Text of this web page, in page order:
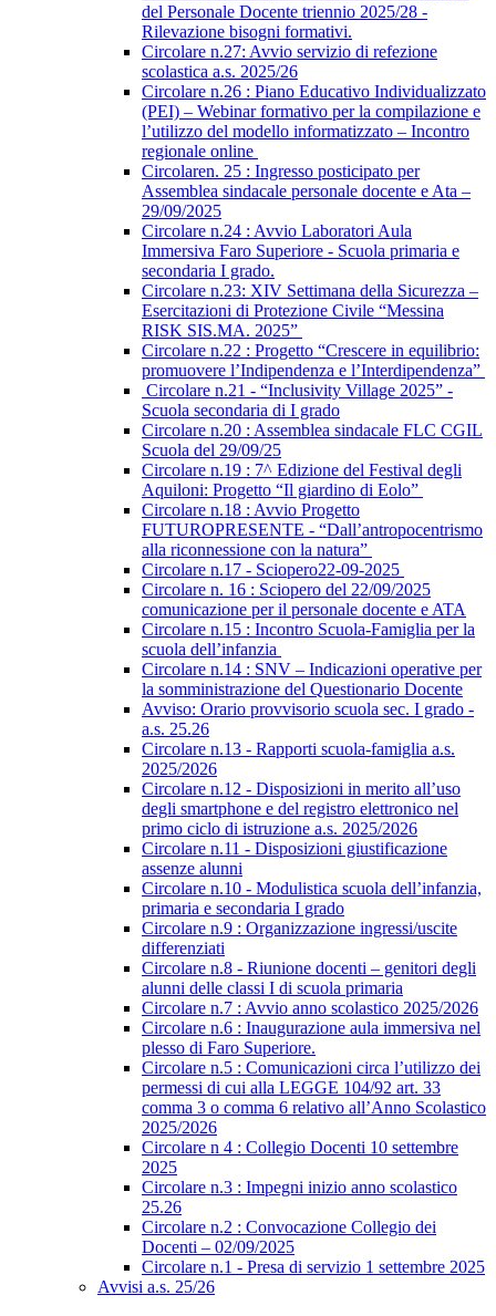
del Personale Docente triennio 2025/28 -
Rilevazione bisogni formativi.
Circolare n.27: Avvio servizio di refezione
scolastica a.s. 2025/26
Circolare n.26 : Piano Educativo Individualizzato
(PEI) – Webinar formativo per la compilazione e
l’utilizzo del modello informatizzato – Incontro
regionale online
Circolaren. 25 : Ingresso posticipato per
Assemblea sindacale personale docente e Ata –
29/09/2025
Circolare n.24 : Avvio Laboratori Aula
Immersiva Faro Superiore - Scuola primaria e
secondaria I grado.
Circolare n.23: XIV Settimana della Sicurezza –
Esercitazioni di Protezione Civile “Messina
RISK SIS.MA. 2025”
Circolare n.22 : Progetto “Crescere in equilibrio:
promuovere l’Indipendenza e l’Interdipendenza”
Circolare n.21 - “Inclusivity Village 2025” -
Scuola secondaria di I grado
Circolare n.20 : Assemblea sindacale FLC CGIL
Scuola del 29/09/25
Circolare n.19 : 7^ Edizione del Festival degli
Aquiloni: Progetto “Il giardino di Eolo”
Circolare n.18 : Avvio Progetto
FUTUROPRESENTE - “Dall’antropocentrismo
alla riconnessione con la natura”
Circolare n.17 - Sciopero22-09-2025
Circolare n. 16 : Sciopero del 22/09/2025
comunicazione per il personale docente e ATA
Circolare n.15 : Incontro Scuola-Famiglia per la
scuola dell’infanzia
Circolare n.14 : SNV – Indicazioni operative per
la somministrazione del Questionario Docente
Avviso: Orario provvisorio scuola sec. I grado -
a.s. 25.26
Circolare n.13 - Rapporti scuola-famiglia a.s.
2025/2026
Circolare n.12 - Disposizioni in merito all’uso
degli smartphone e del registro elettronico nel
primo ciclo di istruzione a.s. 2025/2026
Circolare n.11 - Disposizioni giustificazione
assenze alunni
Circolare n.10 - Modulistica scuola dell’infanzia,
primaria e secondaria I grado
Circolare n.9 : Organizzazione ingressi/uscite
differenziati
Circolare n.8 - Riunione docenti – genitori degli
alunni delle classi I di scuola primaria
Circolare n.7 : Avvio anno scolastico 2025/2026
Circolare n.6 : Inaugurazione aula immersiva nel
plesso di Faro Superiore.
Circolare n.5 : Comunicazioni circa l’utilizzo dei
permessi di cui alla LEGGE 104/92 art. 33
comma 3 o comma 6 relativo all’Anno Scolastico
2025/2026
Circolare n 4 : Collegio Docenti 10 settembre
2025
Circolare n.3 : Impegni inizio anno scolastico
25.26
Circolare n.2 : Convocazione Collegio dei
Docenti – 02/09/2025
Circolare n.1 - Presa di servizio 1 settembre 2025
Avvisi a.s. 25/26